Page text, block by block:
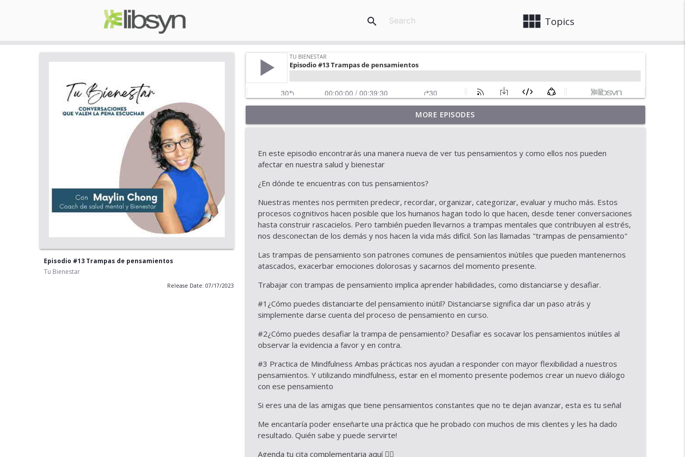
view_module Topics
search
Episodio #13 Trampas de pensamientos
Tu Bienestar
Release Date: 07/17/2023
Episodio 27: Liberarte del estrés sin sentir culpa info_outline
🎙 Episodio 26 – Cómo tu alimentación impacta tu ánimo y tu claridad mental
🎙 Episodio 25 – Tu bienestar más allá de tus circunstancias
Tu Bienestar
Tu Bienestar info_outline
Episodio #23: Dormir mejor para sanar mejor
Tu Bienestar
🎙 Episodio # 22 – El arte de nutrir tu mente, cuerpo y espíritu cada día
Tu Bienestar
Episodio 21: Cómo empezar de nuevo sin sentirte abrumada
Tu Bienestar
Episodio #20 : De la ansiedad a la paz, transforma el caos en claridad con Damaris Campo - Holistic
Health Coach
Tu Bienestar
MORE EPISODES
En este episodio encontrarás una manera nueva de ver tus pensamientos y como ellos nos pueden
afectar en nuestra salud y bienestar
¿En dónde te encuentras con tus pensamientos?
Nuestras mentes nos permiten predecir, recordar, organizar, categorizar, evaluar y mucho más. Estos
procesos cognitivos hacen posible que los humanos hagan todo lo que hacen, desde tener conversaciones
hasta construir rascacielos. Pero también pueden llevarnos a trampas mentales que contribuyen al estrés,
nos desconectan de los demás y nos hacen la vida más difícil. Son las llamadas "trampas de pensamiento"
Las trampas de pensamiento son patrones comunes de pensamientos inútiles que pueden mantenernos
atascados, exacerbar emociones dolorosas y sacarnos del momento presente.
Trabajar con trampas de pensamiento implica aprender habilidades, como distanciarse y desafiar.
#1¿Cómo puedes distanciarte del pensamiento inútil? Distanciarse significa dar un paso atrás y
simplemente darse cuenta del proceso de pensamiento en curso.
#2¿Cómo puedes desafiar la trampa de pensamiento? Desafiar es socavar los pensamientos inútiles al
observar la evidencia a favor y en contra.
#3 Practica de Mindfulness Ambas prácticas nos ayudan a responder con mayor flexibilidad a nuestros
pensamientos. Y utilizando mindfulness, estar en el momento presente podemos crear un nuevo diálogo
con ese pensamiento
Si eres una de las amigas que tiene pensamientos constantes que no te dejan avanzar, esta es tu señal
Me encantaría poder enseñarte una práctica que he probado con muchos de mis clientes y les ha dado
resultado. Quién sabe y puede servirte!
Agenda tu cita complementaria aquí 👇🏾